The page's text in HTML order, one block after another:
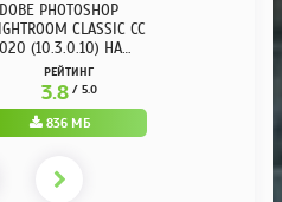
PHOTOSHOP
CLASSIC CC
(10.3.0.10) НА
РУССКОМ REPACK ОТ
KPOJIUK
РЕЙТИНГ
3.8 / 5.0
836 МБ